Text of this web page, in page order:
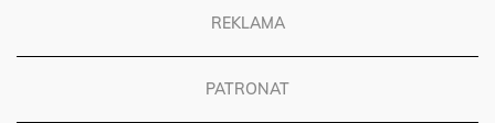
REKLAMA
PATRONAT